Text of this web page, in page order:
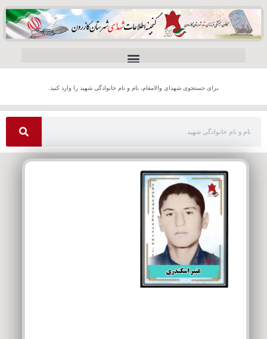
برای جستجوی شهدای والامقام، نام و نام خانوادگی شهید را وارد کنید.